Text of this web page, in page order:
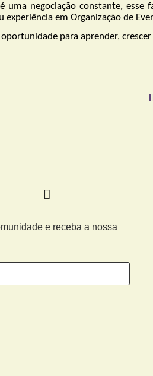
uma negociação constante, esse
experiência em Organização de
para aprender,
e receba a nossa